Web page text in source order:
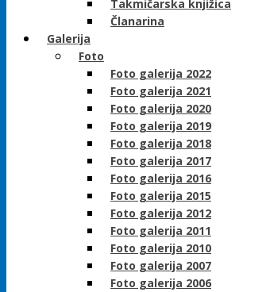
Takmičarska knjižica
Članarina
Galerija
Foto
Foto galerija 2022
Foto galerija 2021
Foto galerija 2020
Foto galerija 2019
Foto galerija 2018
Foto galerija 2017
Foto galerija 2016
Foto galerija 2015
Foto galerija 2012
Foto galerija 2011
Foto galerija 2010
Foto galerija 2007
Foto galerija 2006